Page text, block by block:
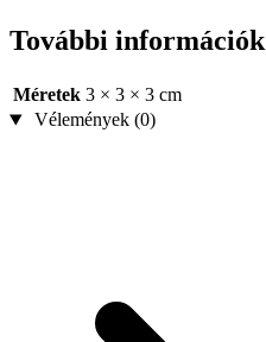
További információk
Méretek 3 × 3 × 3 cm
Vélemények (0)